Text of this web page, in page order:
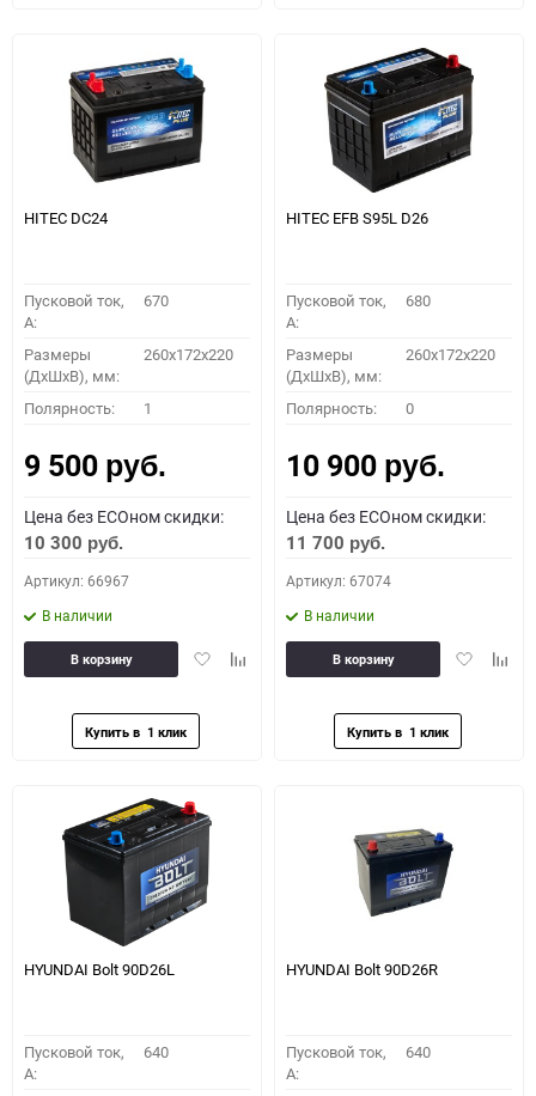
HITEC DС24
Пусковой ток,
A:
670
Размеры
(ДхШхВ), мм:
260x172x220
Полярность: 1
9 500 руб.
Цена без ECOном скидки:
10 300 руб.
Артикул: 66967
В наличии
ДобавитьДобавить
В корзину
HITEC EFB S95L D26
Пусковой ток,
A:
680
Размеры
(ДхШхВ), мм:
260x172x220
Полярность: 0
10 900 руб.
Цена без ECOном скидки:
11 700 руб.
Артикул: 67074
В наличии
Добавить
В корзину
HYUNDAI Bolt 90D26L
Пусковой ток,
A:
640
HYUNDAI Bolt 90D26R
Пусковой ток,
A:
640